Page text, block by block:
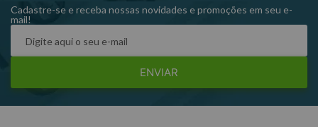
Ref: F6393
Garantia: 1 Ano
Fabricante: WAFT
-Imagens meramente ilustrativas
-Todas as informações divulgadas são de responsabilidade do
Fabricante/ Fornecedor.
Cadastre-se e receba nossas novidades e promoções em seu e-
mail!
ENVIAR